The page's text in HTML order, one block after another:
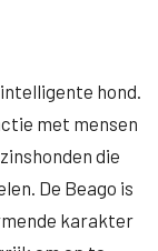
hond.
met mensen
die
De Beago is
karakter